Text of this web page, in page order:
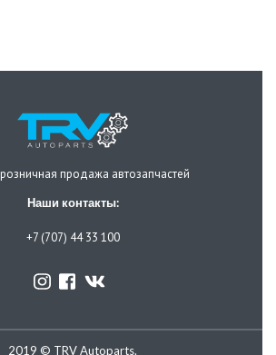
продажа автозапчастей
Наши контакты:
+7 (707) 44 33 100
2019 © TRV Autoparts.